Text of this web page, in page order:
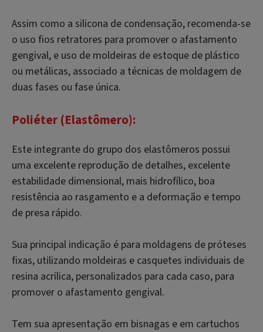
Assim como a silicona de condensação, recomenda-se
o uso fios retratores para promover o afastamento
gengival, e uso de moldeiras de estoque de plástico
ou metálicas, associado a técnicas de moldagem de
duas fases ou fase única.
Poliéter (Elastômero):
Este integrante do grupo dos elastômeros possui
uma excelente reprodução de detalhes, excelente
estabilidade dimensional, mais hidrofílico, boa
resistência ao rasgamento e a deformação e tempo
de presa rápido.
Sua principal indicação é para moldagens de próteses
fixas, utilizando moldeiras e casquetes individuais de
resina acrílica, personalizados para cada caso, para
promover o afastamento gengival.
Tem sua apresentação em bisnagas e em cartuchos